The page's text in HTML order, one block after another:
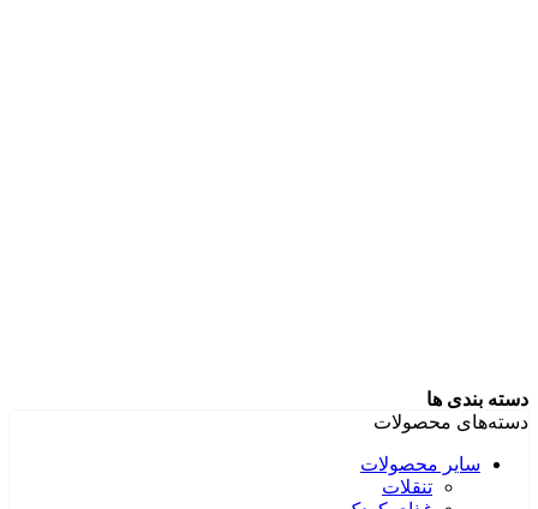
دسته بندی ها
دسته‌های محصولات
سایر محصولات
تنقلات